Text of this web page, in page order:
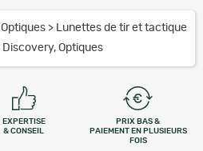
Optiques > Lunettes de tir et tactique
Optiques
EXPERTISE
& CONSEIL
PRIX BAS &
PAIEMENT EN PLUSIEURS
FOIS